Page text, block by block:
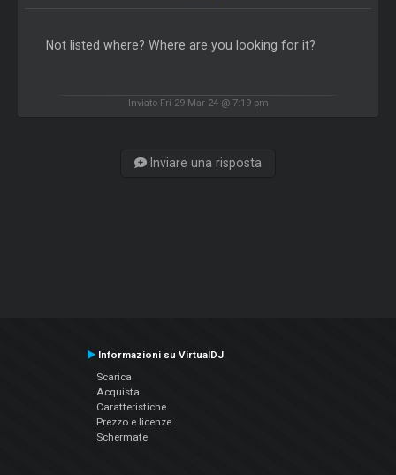
Not listed where? Where are you looking for it?
Inviato Fri 29 Mar 24 @ 7:19 pm
Inviare una risposta
Informazioni su VirtualDJ
Scarica
Acquista
Caratteristiche
Prezzo e licenze
Schermate